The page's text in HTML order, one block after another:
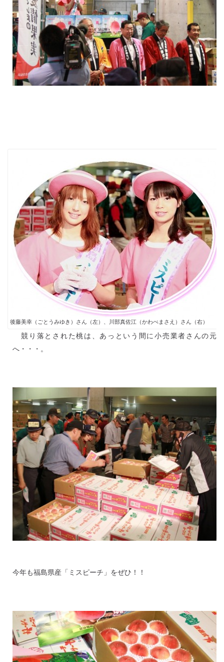
後藤美幸（ごとうみゆき）さん（左）、川部真佐江（かわべまさえ）さん（右）
競り落とされた桃は、あっという間に小売業者さんの元
へ・・・。
今年も福島県産「ミスピーチ」をぜひ！！